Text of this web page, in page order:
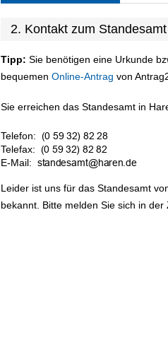
2. Kontakt zum
Tipp: Sie benötigen eine Urkunde
bequemen Online-Antrag von
Sie erreichen das Standesamt in
Telefon:
Telefax:
E-Mail:
Leider ist uns für das Standesamt
bekannt. Bitte melden Sie sich in der